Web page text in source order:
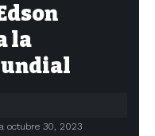
la
octubre 30, 2023